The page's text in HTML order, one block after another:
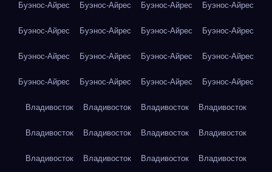
Буэнос-Айрес Буэнос-Айрес Буэнос-Айрес Буэнос-Айрес
Буэнос-Айрес Буэнос-Айрес Буэнос-Айрес Буэнос-Айрес
Буэнос-Айрес Буэнос-Айрес Буэнос-Айрес Буэнос-Айрес
Буэнос-Айрес Буэнос-Айрес Буэнос-Айрес Буэнос-Айрес
Владивосток Владивосток Владивосток Владивосток
Владивосток Владивосток Владивосток Владивосток
Владивосток Владивосток Владивосток Владивосток